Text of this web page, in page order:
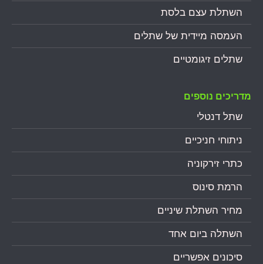
השתלת עצם בלסת
העמסה מיידית של שתלים
שתלים זיגומטיים
מדריכים נוספים
שתל דנטלי
ניתוחי חניכיים
כתרי זירקוניה
הרמת סינוס
מחיר השתלת שיניים
השתלה ביום אחד
סיכונים אפשריים